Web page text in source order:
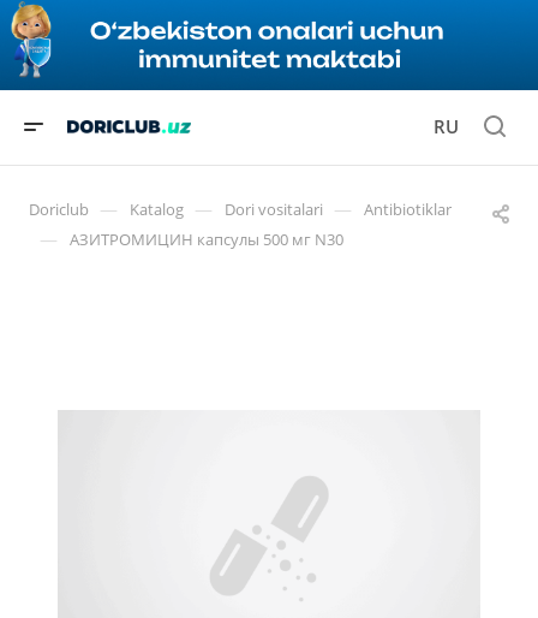
RU
Doriclub — Katalog — Dori vositalari — Antibiotiklar
— АЗИТРОМИЦИН капсулы 500 мг N30